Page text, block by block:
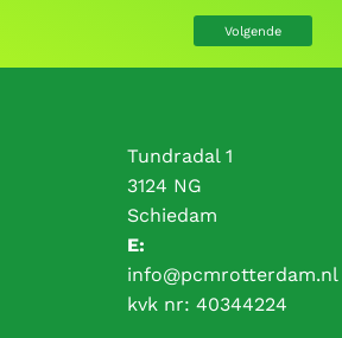
Volgende
Tundradal 1
3124 NG
Schiedam
E:
info@pcmrotterdam.nl
kvk nr: 40344224